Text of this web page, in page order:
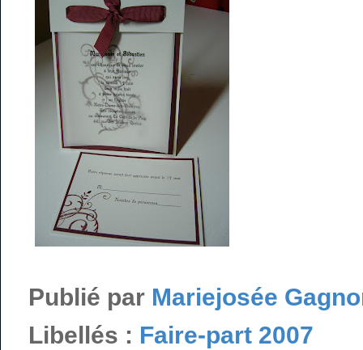
Publié par Mariejosée
Libellés : Faire-part 2007